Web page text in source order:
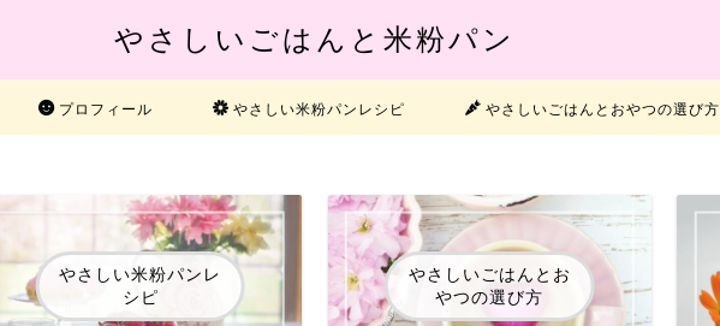
やさしいごはんと米粉パン
プロフィール やさしい米粉パンレシピ やさしいごはんとおやつの選び方
やさしい米粉パンレ
シピ
やさしいごはんとお
やつの選び方